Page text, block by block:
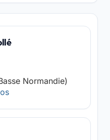
Normandie)